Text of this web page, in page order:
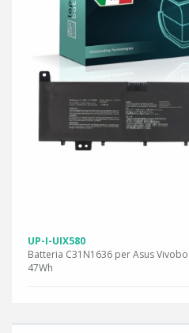
UP-I-UIX580
Batteria C31N1636 per Asus
47Wh